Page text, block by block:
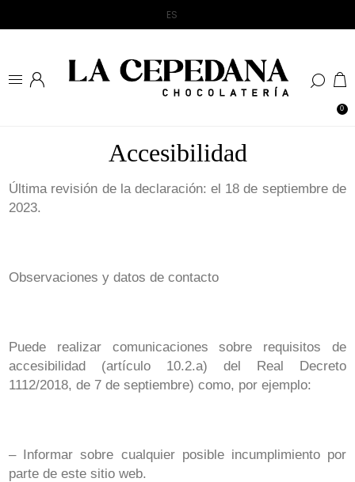
0
Accesibilidad
Última revisión de la declaración: el 18 de septiembre de
2023.
Observaciones y datos de contacto
Puede realizar comunicaciones sobre requisitos de
accesibilidad (artículo 10.2.a) del Real Decreto
1112/2018, de 7 de septiembre) como, por ejemplo:
– Informar sobre cualquier posible incumplimiento por
parte de este sitio web.